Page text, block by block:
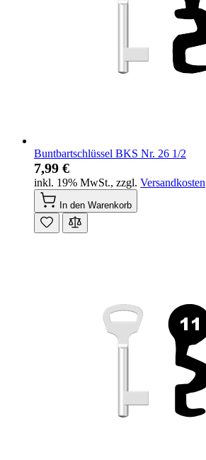
Buntbartschlüssel BKS Nr. 26 1/2
7,99 €
inkl. 19% MwSt., zzgl. Versandkosten
In den Warenkorb